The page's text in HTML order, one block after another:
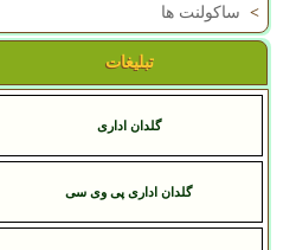
> ساکولنت ها
تبلیغات
گلدان اداری
گلدان اداری پی وی سی